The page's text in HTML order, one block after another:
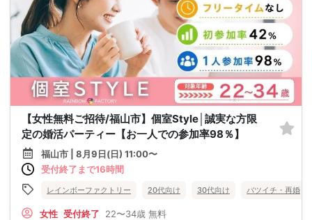
【女性無料ご招待/福山市】個室Style│誠実な方限
定の婚活パーティー【お一人での参加率98％】
福山市 | 8月9日(日) 11:00〜
受付終了まで16時間
レインボーファクトリー 20代向け 30代向け バツイチ・再婚
女性 受付終了 22〜34歳 無料